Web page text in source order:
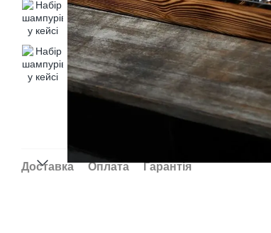
Доставка Оплата Гарантія